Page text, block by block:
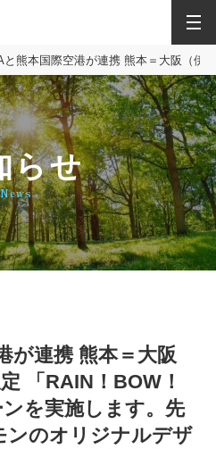
と熊本国際空港が連携 熊本＝大阪（伊
らせ
News
が連携 熊本＝大阪
「RAIN！BOW！
を実施します。先
ンのオリジナルデザ